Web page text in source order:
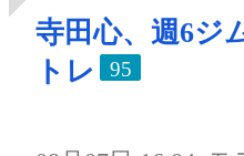
寺田心、週6ジ
トレ
95